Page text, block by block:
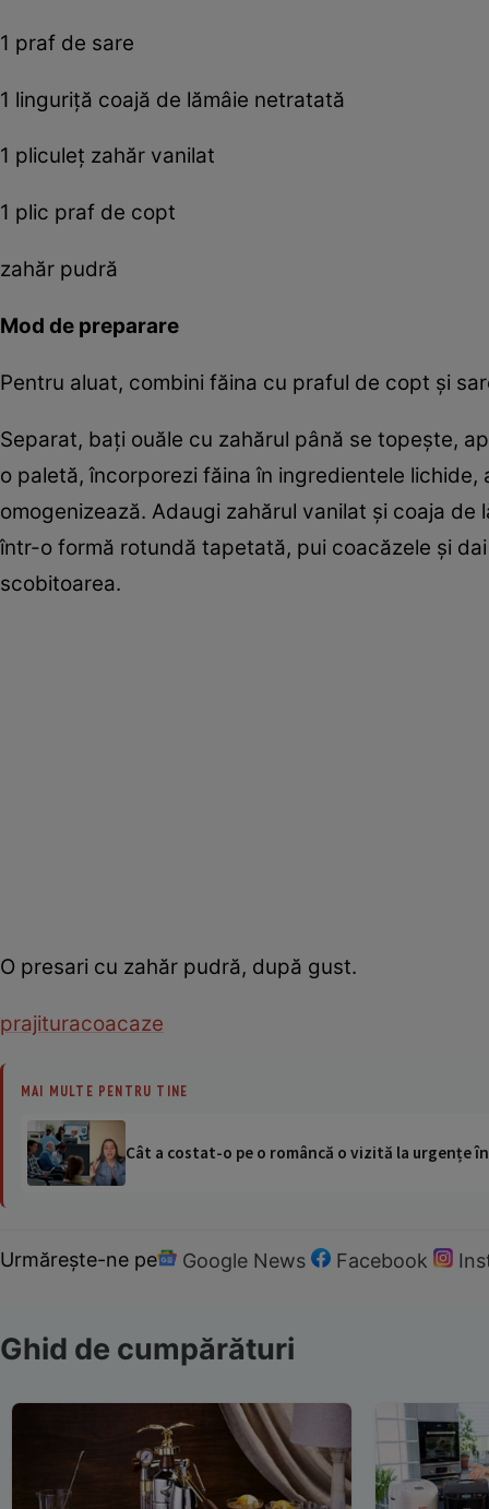
1 praf de sare
1 linguriță coajă de lămâie netratată
1 pliculeț zahăr vanilat
1 plic praf de copt
zahăr pudră
Mod de preparare
Pentru aluat, combini făina cu praful de copt și
Separat, bați ouăle cu zahărul până se topește,
o paletă, încorporezi făina în ingredientele
omogenizează. Adaugi zahărul vanilat și coaja
într-o formă rotundă tapetată, pui coacăzele și
scobitoarea.
O presari cu zahăr pudră, după gust.
prajituracoacaze
MAI MULTE PENTRU TINE
Cât a costat-o pe o româncă o vizită la urgențe
Urmărește-ne pe Google News Facebook
Ghid de cumpărături